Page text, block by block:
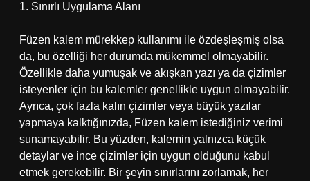
1. Sınırlı Uygulama Alanı
Füzen kalem mürekkep kullanımı ile özdeşleşmiş olsa
da, bu özelliği her durumda mükemmel olmayabilir.
Özellikle daha yumuşak ve akışkan yazı ya da çizimler
isteyenler için bu kalemler genellikle uygun olmayabilir.
Ayrıca, çok fazla kalın çizimler veya büyük yazılar
yapmaya kalktığınızda, Füzen kalem istediğiniz verimi
sunamayabilir. Bu yüzden, kalemin yalnızca küçük
detaylar ve ince çizimler için uygun olduğunu kabul
etmek gerekebilir. Bir şeyin sınırlarını zorlamak, her